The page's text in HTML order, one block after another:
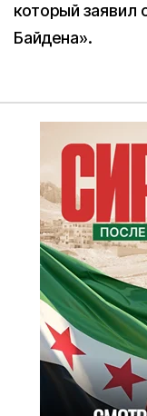
который заявил
Байдена».